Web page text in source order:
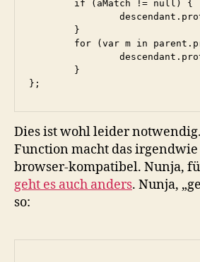
};
Dies ist wohl leider
Function macht das
browser-kompatibel. Nunja,
geht es auch anders. Nunja,
so: